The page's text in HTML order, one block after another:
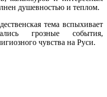
душевностью и теплом.
тема вспыхивает
грозные события,
чувства на Руси.